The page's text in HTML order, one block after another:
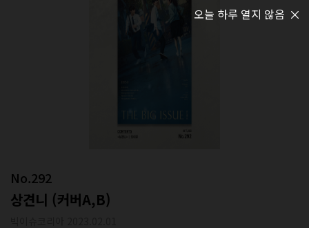
No.292
상견니 (커버A,B)
오늘 하루 열지 않음